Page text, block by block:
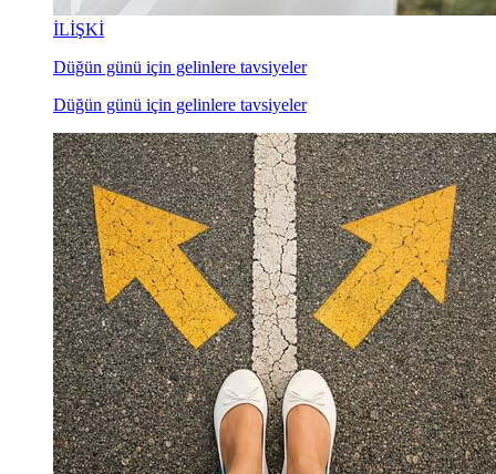
İLİŞKİ
Düğün günü için gelinlere tavsiyeler
Düğün günü için gelinlere tavsiyeler